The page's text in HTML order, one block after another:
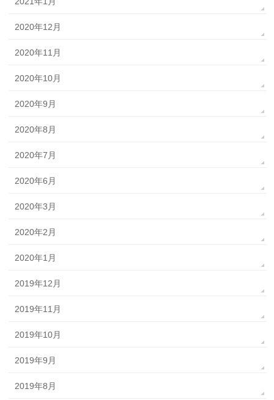
2020年12月
2020年11月
2020年10月
2020年9月
2020年8月
2020年7月
2020年6月
2020年3月
2020年2月
2020年1月
2019年12月
2019年11月
2019年10月
2019年9月
2019年8月